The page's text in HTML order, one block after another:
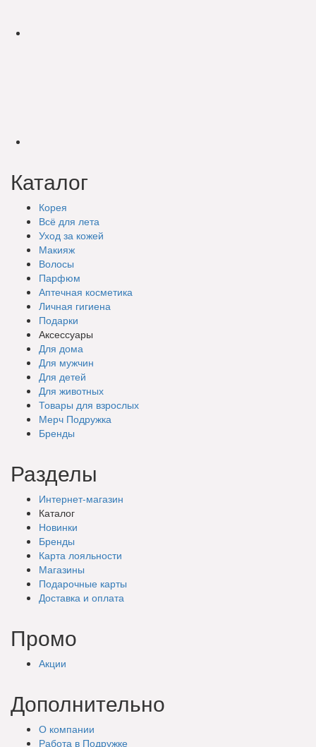
Каталог
Корея
Всё для лета
Уход за кожей
Макияж
Волосы
Парфюм
Аптечная косметика
Личная гигиена
Подарки
Аксессуары
Для дома
Для мужчин
Для детей
Для животных
Товары для взрослых
Мерч Подружка
Бренды
Разделы
Интернет-магазин
Каталог
Новинки
Бренды
Карта лояльности
Магазины
Подарочные карты
Доставка и оплата
Промо
Акции
Дополнительно
О компании
Работа в Подружке